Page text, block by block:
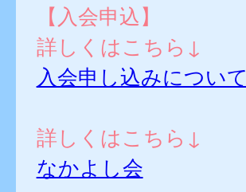
【入会申込】
詳しくはこちら↓
入会申し込みについて
詳しくはこちら↓
なかよし会